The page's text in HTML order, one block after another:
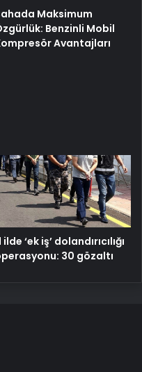
Maksimum
Benzinli Mobil
Avantajları
ilde ‘ek iş’ dolandırıcılığı
30 gözaltı